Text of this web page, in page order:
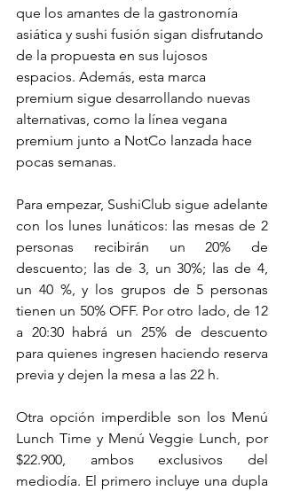
que los amantes de la gastronomía
asiática y sushi fusión sigan disfrutando
de la propuesta en sus lujosos
espacios. Además, esta marca
premium sigue desarrollando nuevas
alternativas, como la línea vegana
premium junto a NotCo lanzada hace
pocas semanas.
Para empezar, SushiClub sigue adelante
con los lunes lunáticos: las mesas de 2
personas recibirán un 20% de
descuento; las de 3, un 30%; las de 4,
un 40 %, y los grupos de 5 personas
tienen un 50% OFF. Por otro lado, de 12
a 20:30 habrá un 25% de descuento
para quienes ingresen haciendo reserva
previa y dejen la mesa a las 22 h.
Otra opción imperdible son los Menú
Lunch Time y Menú Veggie Lunch, por
$22.900, ambos exclusivos del
mediodía. El primero incluye una dupla